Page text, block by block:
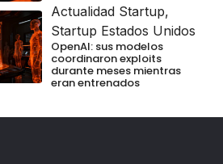
Actualidad Startup,
Startup Estados Unidos
OpenAI: sus modelos
coordinaron exploits
durante meses mientras
eran entrenados